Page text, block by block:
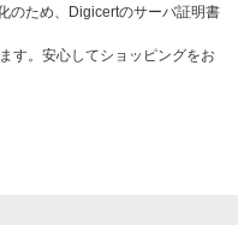
のため、Digicertのサーバ証明書
す。安心してショッピングをお